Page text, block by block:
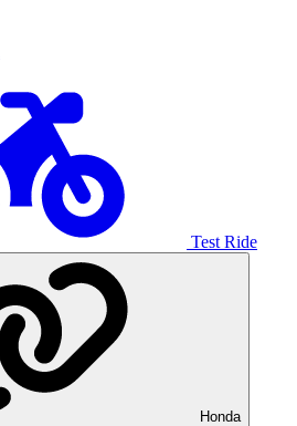
Test Ride
Honda